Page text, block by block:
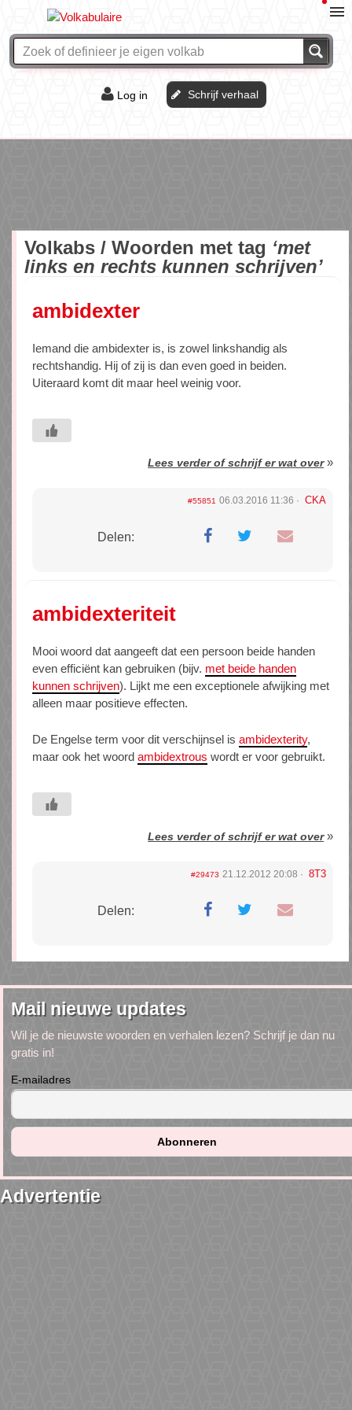
Log in Schrijf verhaal
Volkabs / Woorden met tag ‘met
links en rechts kunnen schrijven’
ambidexter
Iemand die ambidexter is, is zowel linkshandig als
rechtshandig. Hij of zij is dan even goed in beiden.
Uiteraard komt dit maar heel weinig voor.
Lees verder of schrijf er wat over»
#55851 06.03.2016 11:36 CKA
Delen:
ambidexteriteit
Mooi woord dat aangeeft dat een persoon beide handen
even efficiënt kan gebruiken (bijv. met beide handen
kunnen schrijven). Lijkt me een exceptionele afwijking met
alleen maar positieve effecten.
De Engelse term voor dit verschijnsel is ambidexterity,
maar ook het woord ambidextrous wordt er voor gebruikt.
Lees verder of schrijf er wat over»
#29473 21.12.2012 20:08 8T3
Delen:
Mail nieuwe updates
Wil je de nieuwste woorden en verhalen lezen? Schrijf je dan nu
gratis in!
E-mailadres
Advertentie